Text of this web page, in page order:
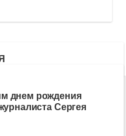
днем рождения
Сергея